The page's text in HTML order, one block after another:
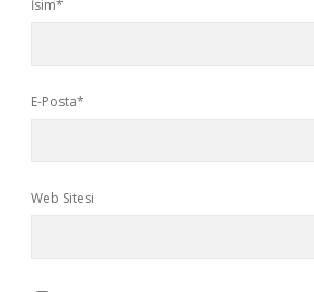
İsim*
E-Posta*
Web Sitesi